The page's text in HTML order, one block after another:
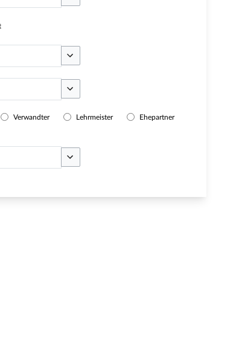
Optionen umschalten
Optionen umschalten
Optionen umschalten
Verwandter Lehrmeister
Ehepartner
Optionen umschalten